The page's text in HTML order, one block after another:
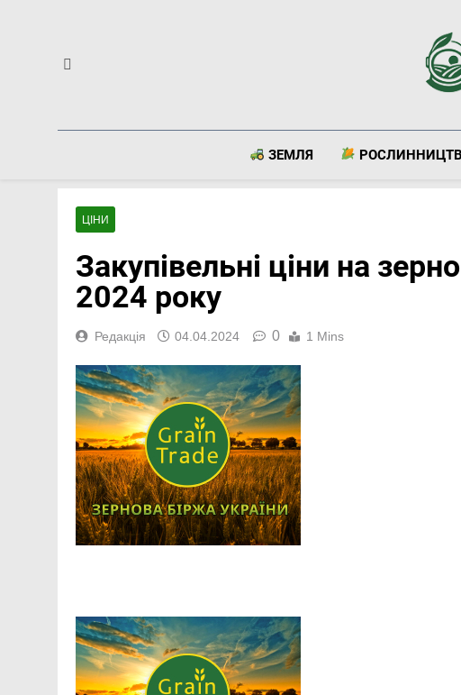
ЗЕМЛЯ
ЦІНИ
Закупівельні ціни на
2024 року
Редакція 04.04.2024 0 1 Mins
Link